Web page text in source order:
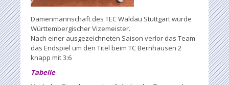
Damenmannschaft des TEC Waldau Stuttgart wurde
Württembergischer Vizemeister.
Nach einer ausgezeichneten Saison verlor das Team
das Endspiel um den Titel beim TC Bernhausen 2
knapp mit 3:6
Tabelle